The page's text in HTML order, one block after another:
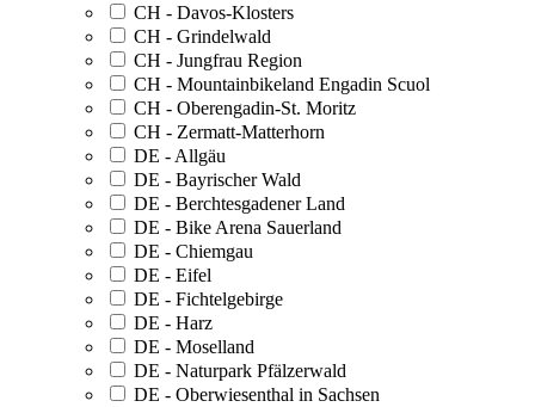
CH - Davos-Klosters
CH - Grindelwald
CH - Jungfrau Region
CH - Mountainbikeland Engadin Scuol
CH - Oberengadin-St. Moritz
CH - Zermatt-Matterhorn
DE - Allgäu
DE - Bayrischer Wald
DE - Berchtesgadener Land
DE - Bike Arena Sauerland
DE - Chiemgau
DE - Eifel
DE - Fichtelgebirge
DE - Harz
DE - Moselland
DE - Naturpark Pfälzerwald
DE - Oberwiesenthal in Sachsen